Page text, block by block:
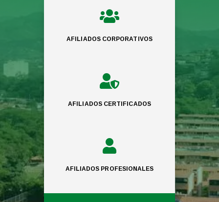

AFILIADOS CORPORATIVOS

AFILIADOS CERTIFICADOS

AFILIADOS PROFESIONALES